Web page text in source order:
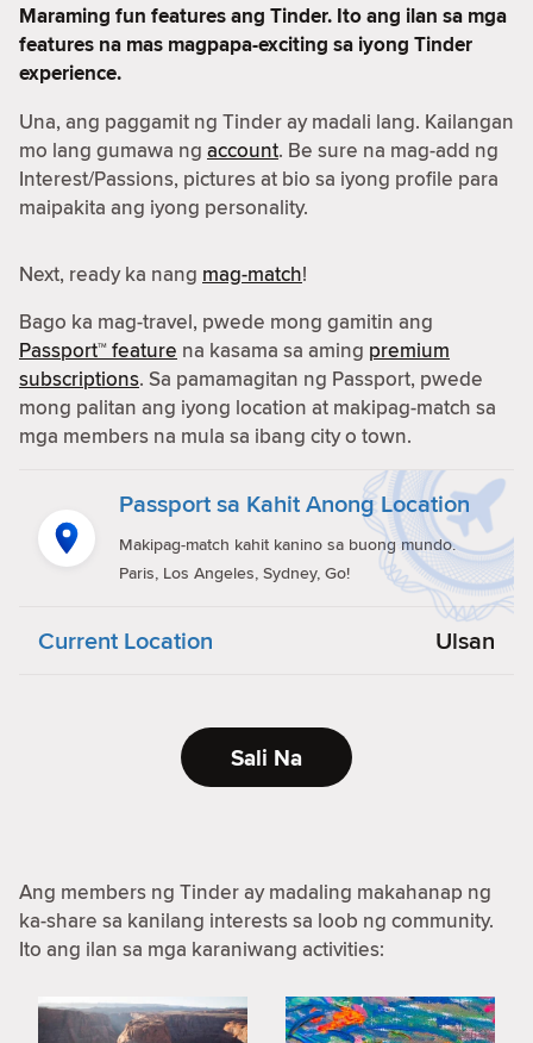
Maraming fun features ang Tinder. Ito ang ilan sa mga
features na mas magpapa-exciting sa iyong Tinder
experience.
Una, ang paggamit ng Tinder ay madali lang. Kailangan
mo lang gumawa ng account. Be sure na mag-add ng
Interest/Passions, pictures at bio sa iyong profile para
maipakita ang iyong personality.
Next, ready ka nang mag-match!
Bago ka mag-travel, pwede mong gamitin ang
Passport™ feature na kasama sa aming premium
subscriptions. Sa pamamagitan ng Passport, pwede
mong palitan ang iyong location at makipag-match sa
mga members na mula sa ibang city o town.
Passport sa Kahit Anong Location
Makipag-match kahit kanino sa buong mundo.
Paris, Los Angeles, Sydney, Go!
Current Location Ulsan
Sali Na
Ang members ng Tinder ay madaling makahanap ng
ka-share sa kanilang interests sa loob ng community.
Ito ang ilan sa mga karaniwang activities: